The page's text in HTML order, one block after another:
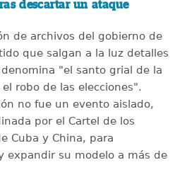
descartar un ataque
de archivos del gobierno de
que salgan a la luz detalles
"el santo grial de la
robo de las elecciones".
no fue un evento aislado,
por el Cartel de los
Cuba y China, para
expandir su modelo a más de